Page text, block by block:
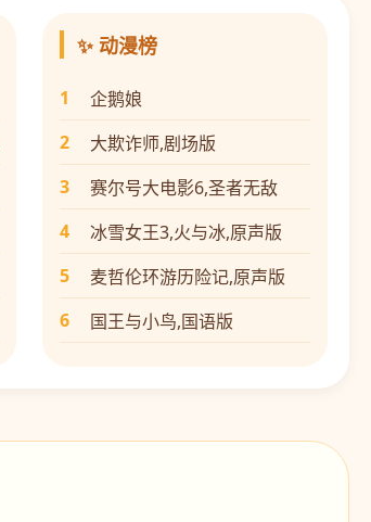
✨ 动漫榜
1
企鹅娘
2
大欺诈师,剧场版
3
赛尔号大电影6,圣者无敌
4
冰雪女王3,火与冰,原声版
5
麦哲伦环游历险记,原声版
6
国王与小鸟,国语版